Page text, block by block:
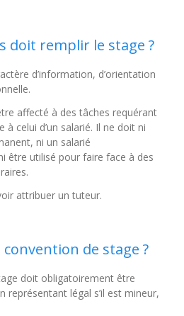
doit remplir le stage ?
d’information, d’orientation
affecté à des tâches requérant
celui d’un salarié. Il ne doit ni
ni un salarié
être utilisé pour faire face à des
attribuer un tuteur.
de stage ?
doit obligatoirement être
représentant légal s’il est mineur,